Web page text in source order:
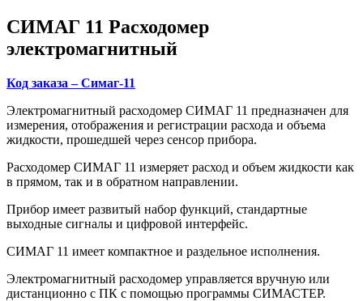
СИМАГ 11 Расходомер
электромагнитный
Код заказа – Симаг-11
Электромагнитный расходомер СИМАГ 11 предназначен для
измерения, отображения и регистрации расхода и объема
жидкости, прошедшей через сенсор прибора.
Расходомер СИМАГ 11 измеряет расход и объем жидкости как
в прямом, так и в обратном направлении.
Прибор имеет развитый набор функций, стандартные
выходные сигналы и цифровой интерфейс.
СИМАГ 11 имеет компактное и раздельное исполнения.
Электромагнитный расходомер управляется вручную или
дистанционно с ПК с помощью программы СИМАСТЕР.